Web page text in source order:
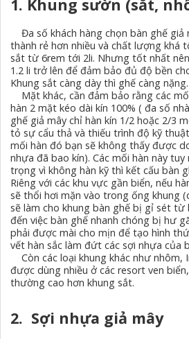
1. Khung sườn (sắt,
Đa số khách hàng chọn bàn ghế giả
thành rẻ hơn nhiều và chất lượng khá
sắt từ 6rem tới 2li. Nhưng tốt nhất
1.2 li trở lên để đảm bảo đủ độ bền
Khung sắt càng dày thì ghế càng nặng.
Mặt khác, cần đảm bảo rằng các
hàn 2 mặt kéo dài kín 100% ( đa số
ghế giả mây chỉ hàn kín 1/2 hoặc 2/3
tỏ sự cẩu thả và thiếu trình độ kỹ
mối hàn đó bạn sẽ không thấy được
nhựa đã bao kín). Các mối hàn này
trọng vì không hàn kỹ thì kết cấu bàn
Riêng với các khu vực gần biển, nếu
sẽ thổi hơi mặn vào trong ống khung
sẽ làm cho khung bàn ghế bị gỉ sét
đến việc bàn ghế nhanh chóng bị hư
phải được mài cho mịn để tạo hình
vết hàn sắc làm đứt các sợi nhựa của
Còn các loại khung khác như nhôm,
được dùng nhiều ở các resort ven
thường cao hơn khung sắt.
2. Sợi nhựa giả mây